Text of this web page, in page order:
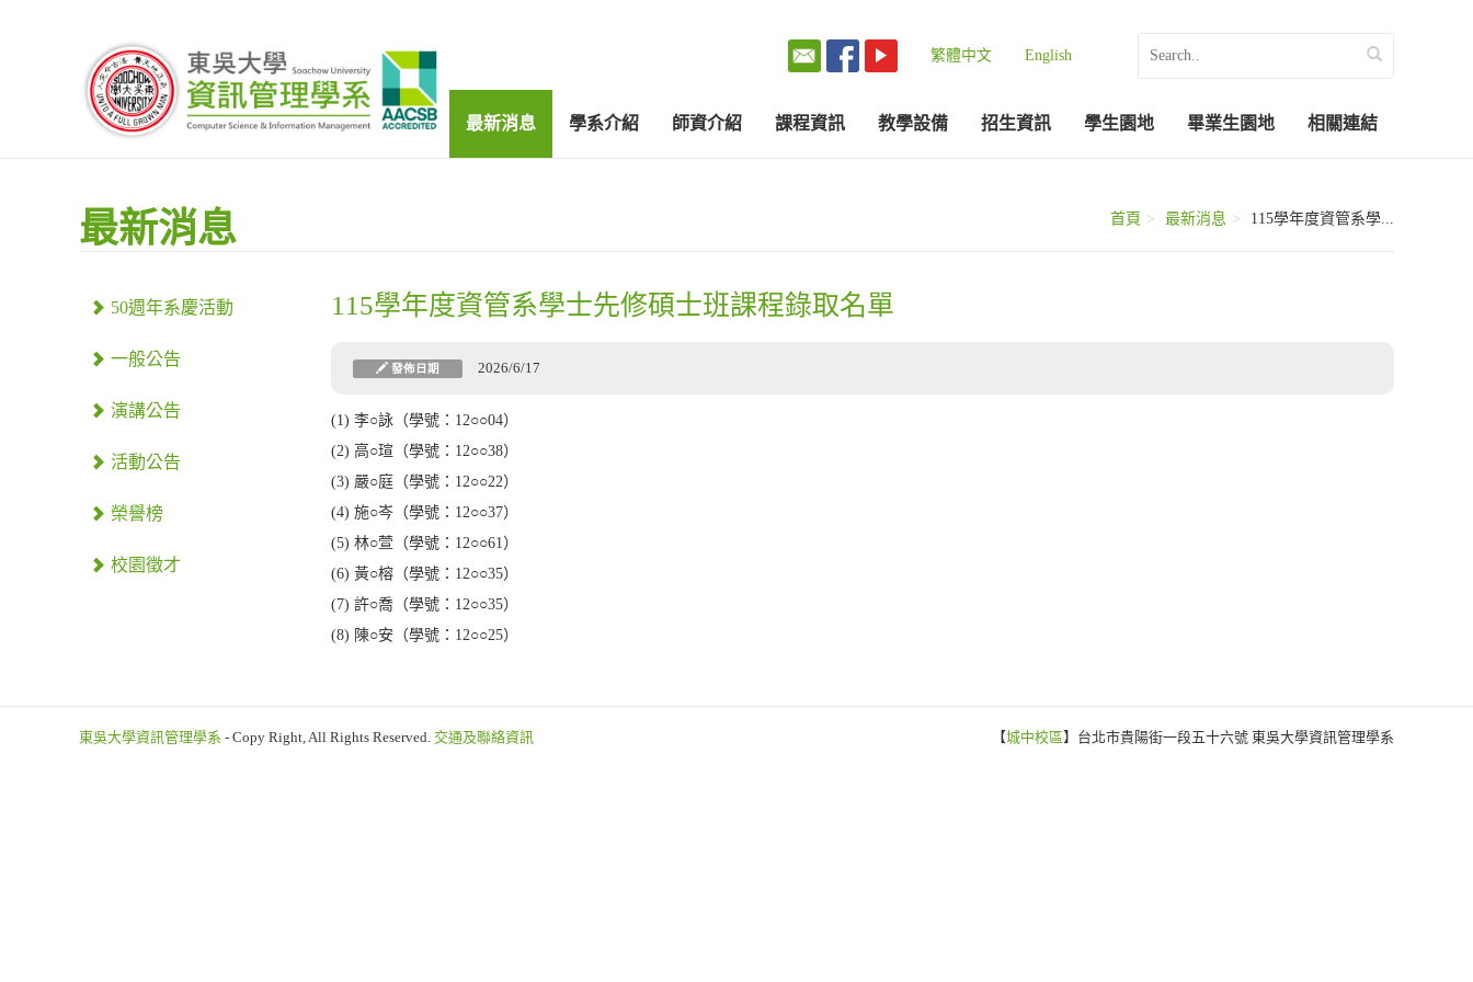
繁體中文 English
最新消息 學系介紹 師資介紹 課程資訊 教學設備 招生資訊 學生園地 畢業生園地 相關連結
最新消息 首頁 最新消息 115學年度資管系學...
50週年系慶活動
一般公告
演講公告
活動公告
榮譽榜
校園徵才
115學年度資管系學士先修碩士班課程錄取名單
發佈日期 2026/6/17
(1) 李○詠（學號：12○○04）
(2) 高○瑄（學號：12○○38）
(3) 嚴○庭（學號：12○○22）
(4) 施○岑（學號：12○○37）
(5) 林○萱（學號：12○○61）
(6) 黃○榕（學號：12○○35）
(7) 許○喬（學號：12○○35）
(8) 陳○安（學號：12○○25）
東吳大學資訊管理學系 - Copy Right, All Rights Reserved. 交通及聯絡資訊 【城中校區】台北市貴陽街一段五十六號 東吳大學資訊管理學系